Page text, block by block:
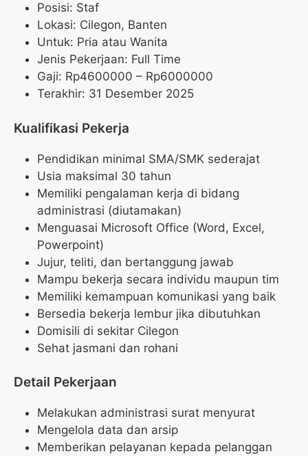
Posisi: Staf
Lokasi: Cilegon, Banten
Untuk: Pria atau Wanita
Jenis Pekerjaan: Full Time
Gaji: Rp4600000 – Rp6000000
Terakhir: 31 Desember 2025
Kualifikasi Pekerja
Pendidikan minimal SMA/SMK sederajat
Usia maksimal 30 tahun
Memiliki pengalaman kerja di bidang
administrasi (diutamakan)
Menguasai Microsoft Office (Word, Excel,
Powerpoint)
Jujur, teliti, dan bertanggung jawab
Mampu bekerja secara individu maupun tim
Memiliki kemampuan komunikasi yang baik
Bersedia bekerja lembur jika dibutuhkan
Domisili di sekitar Cilegon
Sehat jasmani dan rohani
Detail Pekerjaan
Melakukan administrasi surat menyurat
Mengelola data dan arsip
Memberikan pelayanan kepada pelanggan